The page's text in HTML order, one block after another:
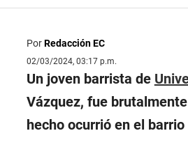
PorRedacción EC
02/03/2024, 03:17 p.m.
Un joven barrista de
Vázquez, fue
hecho ocurrió en el